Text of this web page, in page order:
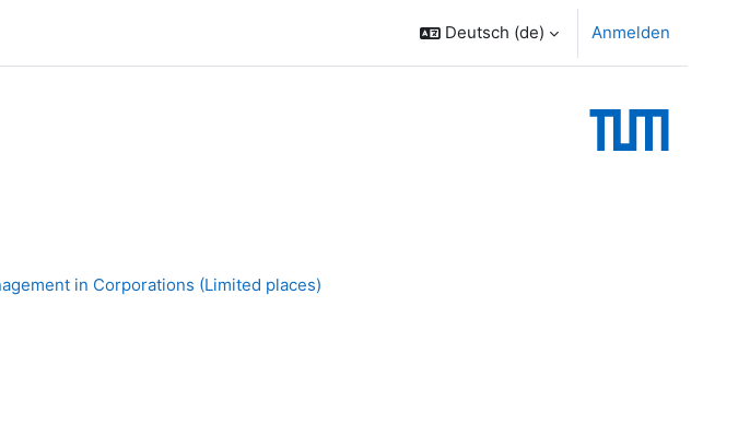
Deutsch ‎(de)‎ Anmelden
in Corporations (Limited places)